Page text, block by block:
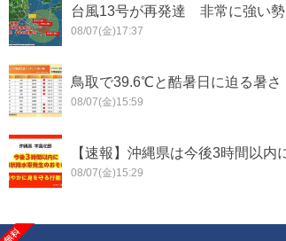
台風13号が再発達 非常に強い
08/07(金)17:37
鳥取で39.6℃と酷暑日に迫る暑
08/07(金)15:59
【速報】沖縄県は今後3時間以
08/07(金)15:29